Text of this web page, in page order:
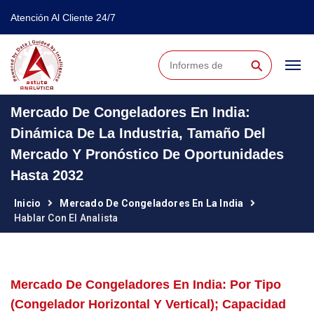
Atención Al Cliente 24/7
⚲
Mercado De Congeladores En India:
Dinámica De La Industria, Tamaño Del
Mercado Y Pronóstico De Oportunidades
Hasta 2032
Inicio
Mercado De Congeladores En La India
Hablar Con El Analista
Mercado De Congeladores En India: Por Tipo
(congelador Horizontal Y Vertical); Capacidad